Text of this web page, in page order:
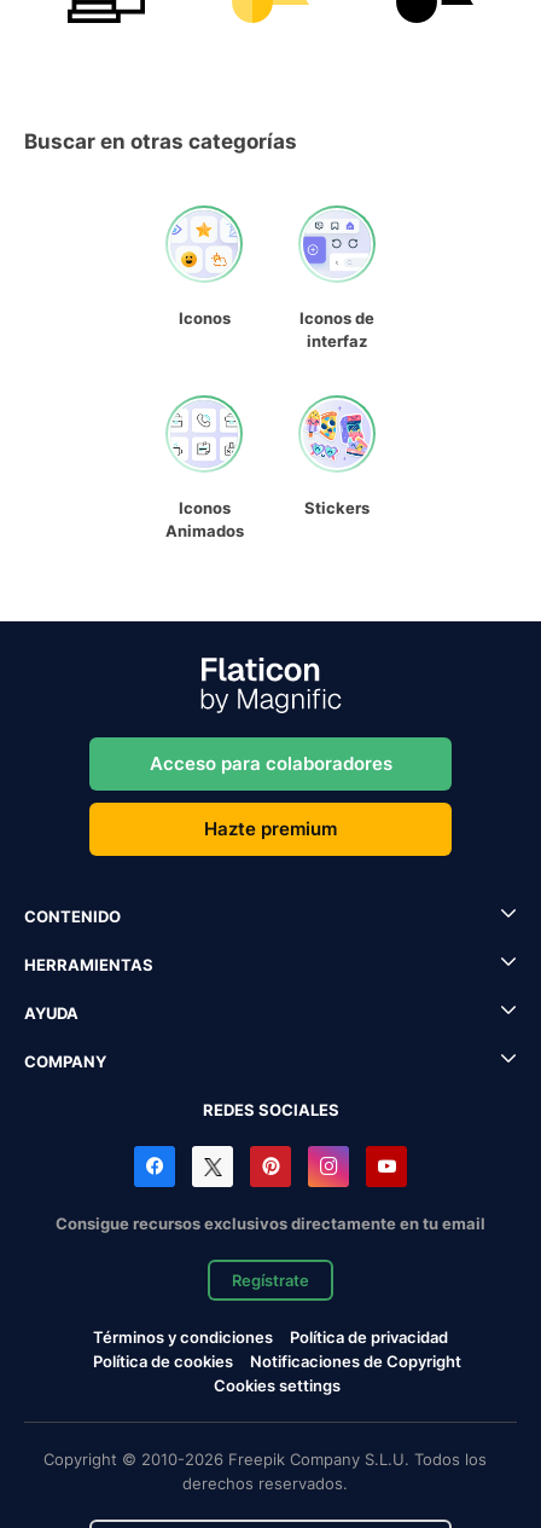
Buscar en otras categorías
Iconos
Iconos de
interfaz
Iconos
Animados
Stickers
Acceso para colaboradores
Hazte premium
CONTENIDO
HERRAMIENTAS
AYUDA
COMPANY
REDES SOCIALES
Consigue recursos exclusivos directamente en tu email
Regístrate
Términos y condiciones
Política de privacidad
Política de cookies
Notificaciones de Copyright
Cookies settings
Copyright © 2010-2026 Freepik Company S.L.U. Todos los
derechos reservados.